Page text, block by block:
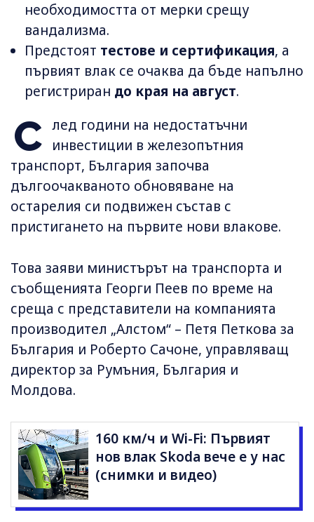
необходимостта от мерки срещу
вандализма.
Предстоят тестове и сертификация, а
първият влак се очаква да бъде напълно
регистриран до края на август.
С лед години на недостатъчни
инвестиции в железопътния
транспорт, България започва
дългоочакваното обновяване на
остарелия си подвижен състав с
пристигането на първите нови влакове.
Това заяви министърът на транспорта и
съобщенията Георги Пеев по време на
среща с представители на компанията
производител „Алстом“ – Петя Петкова за
България и Роберто Сачоне, управляващ
директор за Румъния, България и
Молдова.
160 км/ч и Wi-Fi: Първият
нов влак Skoda вече е у нас
(снимки и видео)